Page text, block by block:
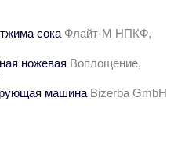
сока Флайт-М НПКФ,
ножевая Воплощение,
машина Bizerba GmbH